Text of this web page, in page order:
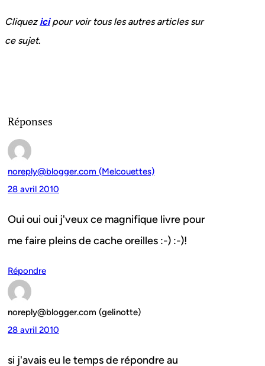
Cliquez icipour voir tous les autres articles sur
ce sujet.
Réponses
noreply@blogger.com (Melcouettes)
28 avril 2010
Oui oui oui j'veux ce magnifique livre pour
me faire pleins de cache oreilles :-) :-)!
Répondre
noreply@blogger.com (gelinotte)
28 avril 2010
si j'avais eu le temps de répondre au